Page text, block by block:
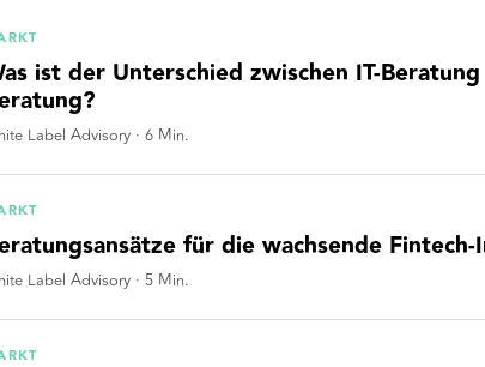
ist der Unterschied zwischen IT-
Label Advisory · 6 Min.
für die wachsende
Label Advisory · 5 Min.